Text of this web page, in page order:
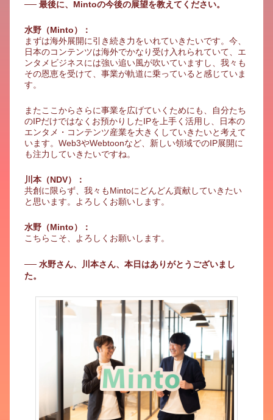
── 最後に、Mintoの今後の展望を教えてください。
水野（Minto）：
まずは海外展開に引き続き力をいれていきたいです。今、
日本のコンテンツは海外でかなり受け入れられていて、エ
ンタメビジネスには強い追い風が吹いていますし、我々も
その恩恵を受けて、事業が軌道に乗っていると感じていま
す。
またここからさらに事業を広げていくためにも、自分たち
のIPだけではなくお預かりしたIPを上手く活用し、日本の
エンタメ・コンテンツ産業を大きくしていきたいと考えて
います。Web3やWebtoonなど、新しい領域でのIP展開に
も注力していきたいですね。
川本（NDV）：
共創に限らず、我々もMintoにどんどん貢献していきたい
と思います。よろしくお願いします。
水野（Minto）：
こちらこそ、よろしくお願いします。
── 水野さん、川本さん、本日はありがとうございまし
た。